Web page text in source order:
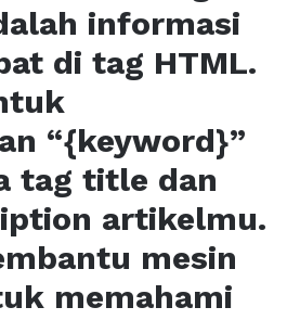
informasi
di tag HTML.
“{keyword}”
tag title dan
artikelmu.
mesin
memahami